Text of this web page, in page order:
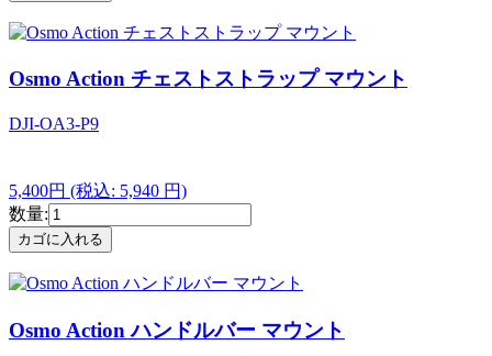
Osmo Action チェストストラップ マウント
DJI-OA3-P9
5,400円 (税込: 5,940 円)
数量:
Osmo Action ハンドルバー マウント